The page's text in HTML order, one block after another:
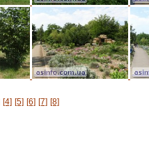
[4] [5] [6] [7] [8]